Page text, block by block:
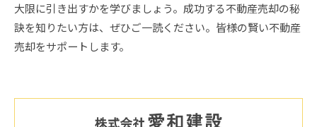
大限に引き出すかを学びましょう。成功する不動産売却の秘
訣を知りたい方は、ぜひご一読ください。皆様の賢い不動産
売却をサポートします。